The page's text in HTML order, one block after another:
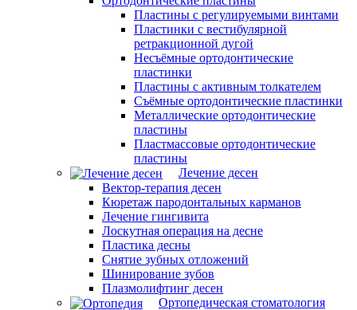
Пластины с регулируемыми винтами
Пластинки с вестибулярной
ретракционной дугой
Несъёмные ортодонтические
пластинки
Пластины с активным толкателем
Съёмные ортодонтические пластинки
Металлические ортодонтические
пластины
Пластмассовые ортодонтические
пластины
Лечение десен
Вектор-терапия десен
Кюретаж пародонтальных карманов
Лечение гингивита
Лоскутная операция на десне
Пластика десны
Снятие зубных отложений
Шинирование зубов
Плазмолифтинг десен
Ортопедическая стоматология